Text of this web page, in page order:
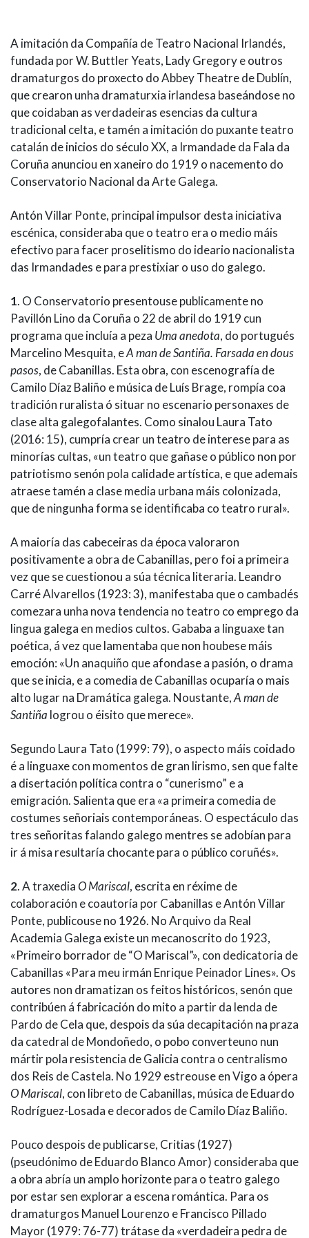
CASA-MUSEO EMILIA PARDO
BAZÁN
HISTORIA
60 ANOS DLG
PRIMAVERA DAS LETRAS
PORTAL DAS PALABRAS
A imitación da Compañía de Teatro Nacional Irlandés,
fundada por W. Buttler Yeats, Lady Gregory e outros
dramaturgos do proxecto do Abbey Theatre de Dublín,
que crearon unha dramaturxia irlandesa baseándose no
que coidaban as verdadeiras esencias da cultura
tradicional celta, e tamén a imitación do puxante teatro
catalán de inicios do século XX, a Irmandade da Fala da
Coruña anunciou en xaneiro do 1919 o nacemento do
Conservatorio Nacional da Arte Galega.
Antón Villar Ponte, principal impulsor desta iniciativa
escénica, consideraba que o teatro era o medio máis
efectivo para facer proselitismo do ideario nacionalista
das Irmandades e para prestixiar o uso do galego.
1. O Conservatorio presentouse publicamente no
Pavillón Lino da Coruña o 22 de abril do 1919 cun
programa que incluía a peza Uma anedota, do portugués
Marcelino Mesquita, eA man de Santiña. Farsada en dous
pasos, de Cabanillas. Esta obra, con escenografía de
Camilo Díaz Baliño e música de Luís Brage, rompía coa
tradición ruralista ó situar no escenario personaxes de
clase alta galegofalantes. Como sinalou Laura Tato
(2016: 15), cumpría crear un teatro de interese para as
minorías cultas, «un teatro que gañase o público non por
patriotismo senón pola calidade artística, e que ademais
atraese tamén a clase media urbana máis colonizada,
que de ningunha forma se identificaba co teatro rural».
A maioría das cabeceiras da época valoraron
positivamente a obra de Cabanillas, pero foi a primeira
vez que se cuestionou a súa técnica literaria. Leandro
Carré Alvarellos (1923: 3), manifestaba que o cambadés
comezara unha nova tendencia no teatro co emprego da
lingua galega en medios cultos. Gababa a linguaxe tan
poética, á vez que lamentaba que non houbese máis
emoción: «Un anaquiño que afondase a pasión, o drama
que se inicia, e a comedia de Cabanillas ocuparía o mais
alto lugar na Dramática galega. Noustante,A man de
Santiña logrou o éisito que merece».
Segundo Laura Tato (1999: 79), o aspecto máis coidado
é a linguaxe con momentos de gran lirismo, sen que falte
a disertación política contra o “cunerismo” e a
emigración. Salienta que era «a primeira comedia de
costumes señoriais contemporáneas. O espectáculo das
tres señoritas falando galego mentres se adobían para
ir á misa resultaría chocante para o público coruñés».
2. A traxediaO Mariscal, escrita en réxime de
colaboración e coautoría por Cabanillas e Antón Villar
Ponte, publicouse no 1926. No Arquivo da Real
Academia Galega existe un mecanoscrito do 1923,
«Primeiro borrador de “O Mariscal”», con dedicatoria de
Cabanillas «Para meu irmán Enrique Peinador Lines». Os
autores non dramatizan os feitos históricos, senón que
contribúen á fabricación do mito a partir da lenda de
Pardo de Cela que, despois da súa decapitación na praza
da catedral de Mondoñedo, o pobo converteuno nun
mártir pola resistencia de Galicia contra o centralismo
dos Reis de Castela. No 1929 estreouse en Vigo a ópera
O Mariscal, con libreto de Cabanillas, música de Eduardo
Rodríguez-Losada e decorados de Camilo Díaz Baliño.
Pouco despois de publicarse, Critias (1927)
(pseudónimo de Eduardo Blanco Amor) consideraba que
a obra abría un amplo horizonte para o teatro galego
por estar sen explorar a escena romántica. Para os
dramaturgos Manuel Lourenzo e Francisco Pillado
Mayor (1979: 76-77) trátase da «verdadeira pedra de